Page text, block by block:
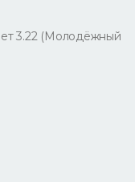
3.22 (Молодёжный